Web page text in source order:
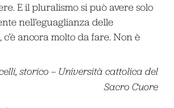
E il pluralismo si può avere solo
nell’eguaglianza delle
ancora molto da fare. Non è
storico – Università cattolica del
Sacro Cuore